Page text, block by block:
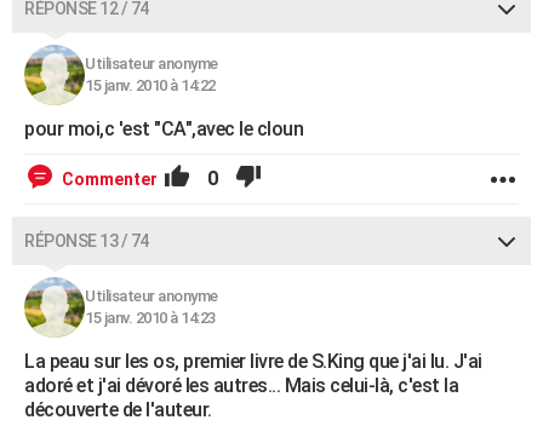
RÉPONSE 12 / 74
Utilisateur anonyme
15 janv. 2010 à 14:22
pour moi,c 'est "CA",avec le cloun
Commenter 0
RÉPONSE 13 / 74
Utilisateur anonyme
15 janv. 2010 à 14:23
La peau sur les os, premier livre de S.King que j'ai lu. J'ai
adoré et j'ai dévoré les autres... Mais celui-là, c'est la
découverte de l'auteur.